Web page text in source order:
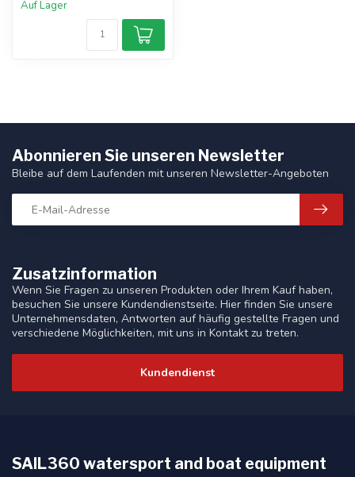
Auf Lager
Zusatzinformation
Wenn Sie Fragen zu unseren Produkten oder Ihrem Kauf haben,
besuchen Sie unsere Kundendienstseite. Hier finden Sie unsere
Unternehmensdaten, Antworten auf häufig gestellte Fragen und
verschiedene Möglichkeiten, mit uns in Kontakt zu treten.
Kundendienst
Abonnieren Sie unseren Newsletter
Bleibe auf dem Laufenden mit unseren Newsletter-Angeboten
SAIL360 watersport and boat equipment